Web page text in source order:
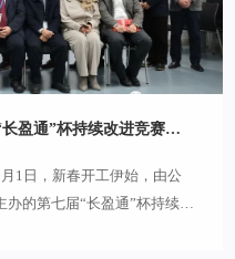
企业”和“2022武汉履行社会
任峰会圆桌论坛环节，主持
企
精益求精，不断改善——第七届“长盈通”杯持续改进竞赛圆满落幕
1日，新春开工伊始，由公
的第七届“长盈通”杯持续改
有16支参赛团队走上讲台角